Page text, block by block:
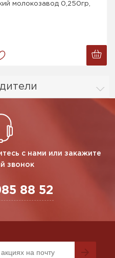
молокозавод 0,250гр,
с нами или закажите
звонок
88 52